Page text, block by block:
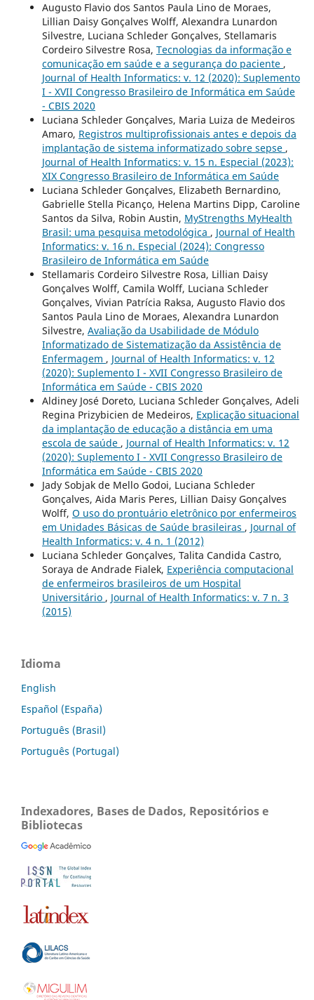
Augusto Flavio dos Santos Paula Lino de Moraes,
Lillian Daisy Gonçalves Wolff, Alexandra Lunardon
Silvestre, Luciana Schleder Gonçalves, Stellamaris
Cordeiro Silvestre Rosa, Tecnologias da informação e
comunicação em saúde e a segurança do paciente ,
Journal of Health Informatics: v. 12 (2020): Suplemento
I - XVII Congresso Brasileiro de Informática em Saúde
- CBIS 2020
Luciana Schleder Gonçalves, Maria Luiza de Medeiros
Amaro, Registros multiprofissionais antes e depois da
implantação de sistema informatizado sobre sepse ,
Journal of Health Informatics: v. 15 n. Especial (2023):
XIX Congresso Brasileiro de Informática em Saúde
Luciana Schleder Gonçalves, Elizabeth Bernardino,
Gabrielle Stella Picanço, Helena Martins Dipp, Caroline
Santos da Silva, Robin Austin, MyStrengths MyHealth
Brasil: uma pesquisa metodológica , Journal of Health
Informatics: v. 16 n. Especial (2024): Congresso
Brasileiro de Informática em Saúde
Stellamaris Cordeiro Silvestre Rosa, Lillian Daisy
Gonçalves Wolff, Camila Wolff, Luciana Schleder
Gonçalves, Vivian Patrícia Raksa, Augusto Flavio dos
Santos Paula Lino de Moraes, Alexandra Lunardon
Silvestre, Avaliação da Usabilidade de Módulo
Informatizado de Sistematização da Assistência de
Enfermagem , Journal of Health Informatics: v. 12
(2020): Suplemento I - XVII Congresso Brasileiro de
Informática em Saúde - CBIS 2020
Aldiney José Doreto, Luciana Schleder Gonçalves, Adeli
Regina Prizybicien de Medeiros, Explicação situacional
da implantação de educação a distância em uma
escola de saúde , Journal of Health Informatics: v. 12
(2020): Suplemento I - XVII Congresso Brasileiro de
Informática em Saúde - CBIS 2020
Jady Sobjak de Mello Godoi, Luciana Schleder
Gonçalves, Aida Maris Peres, Lillian Daisy Gonçalves
Wolff, O uso do prontuário eletrônico por enfermeiros
em Unidades Básicas de Saúde brasileiras , Journal of
Health Informatics: v. 4 n. 1 (2012)
Luciana Schleder Gonçalves, Talita Candida Castro,
Soraya de Andrade Fialek, Experiência computacional
de enfermeiros brasileiros de um Hospital
Universitário , Journal of Health Informatics: v. 7 n. 3
(2015)
Idioma
English
Español (España)
Português (Brasil)
Português (Portugal)
Indexadores, Bases de Dados, Repositórios e
Bibliotecas